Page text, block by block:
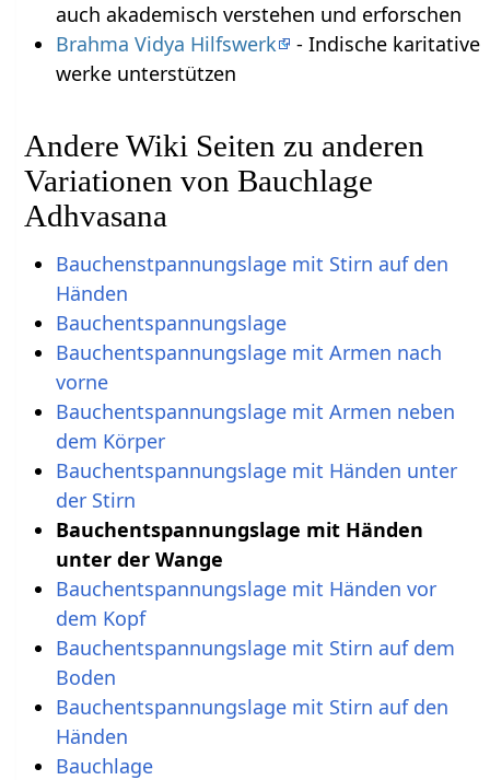
auch akademisch verstehen und erforschen
Brahma Vidya Hilfswerk
- Indische karitative
werke unterstützen
Andere Wiki Seiten zu anderen
Variationen von Bauchlage
Adhvasana
Bauchenstpannungslage mit Stirn auf den
Händen
Bauchentspannungslage
Bauchentspannungslage mit Armen nach
vorne
Bauchentspannungslage mit Armen neben
dem Körper
Bauchentspannungslage mit Händen unter
der Stirn
Bauchentspannungslage mit Händen
unter der Wange
Bauchentspannungslage mit Händen vor
dem Kopf
Bauchentspannungslage mit Stirn auf dem
Boden
Bauchentspannungslage mit Stirn auf den
Händen
Bauchlage